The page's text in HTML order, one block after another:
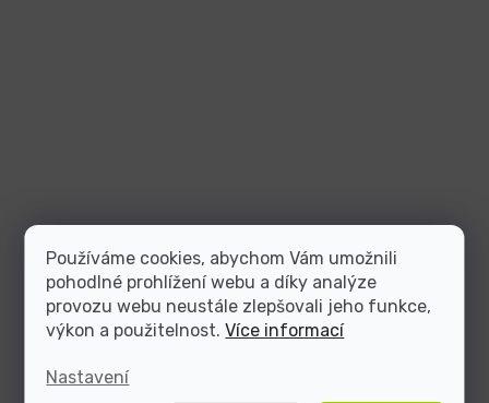
Používáme cookies, abychom Vám umožnili
pohodlné prohlížení webu a díky analýze
provozu webu neustále zlepšovali jeho funkce,
výkon a použitelnost.Více informací
Nastavení